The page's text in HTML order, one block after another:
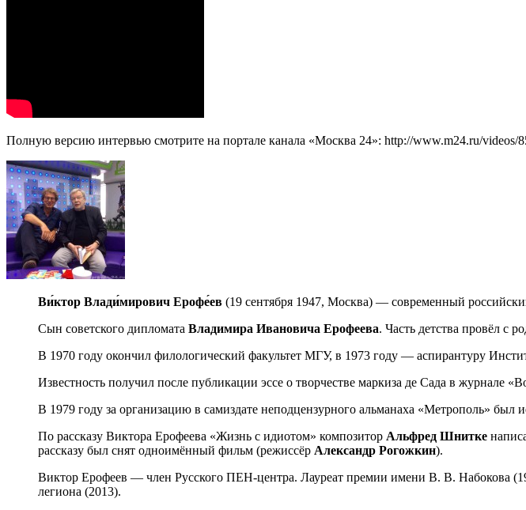
Полную версию интервью смотрите на портале канала «Москва 24»: http://www.m24.ru/videos/
Ви́ктор Влади́мирович Ерофе́ев (19 сентября 1947, Москва) — современный
Сын советского дипломата Владимира Ивановича Ерофеева. Часть детства провёл с
В 1970 году окончил филологический факультет МГУ, в 1973 году — аспирантуру
Известность получил после публикации эссе о творчестве маркиза де Сада в журнале
В 1979 году за организацию в самиздате неподцензурного альманаха «Метрополь»
По рассказу Виктора Ерофеева «Жизнь с идиотом» композитор Альфред Шнитке
рассказу был снят одноимённый фильм (режиссёр Александр Рогожкин).
Виктор Ерофеев — член Русского ПЕН-центра. Лауреат премии имени В. В. Набокова
легиона (2013).